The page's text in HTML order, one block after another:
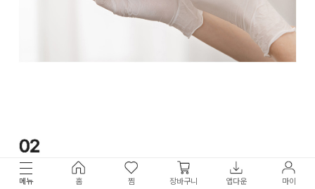
메뉴 홈 찜 장바구니 앱다운 마이